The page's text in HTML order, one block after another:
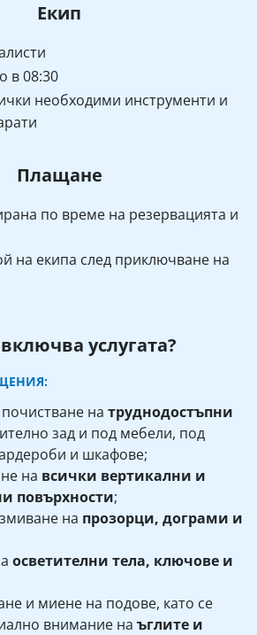
Екип
в 08:30
необходими инструменти и
Плащане
по време на резервацията и
на екипа след приключване на
услугата?
на труднодостъпни
зад и под мебели, под
и шкафове;
на всички вертикални и
повърхности;
на прозорци, дограми и
осветителни тела, ключове и
и миене на подове, като се
внимание на ъглите и